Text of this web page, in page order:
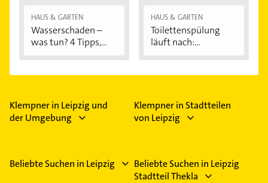
HAUS & GARTEN
Wasserschaden –
was tun? 4 Tipps,...
HAUS & GARTEN
Toilettenspülung
läuft nach:...
Klempner in Leipzig und
der Umgebung
Klempner in Stadtteilen
von Leipzig
Beliebte Suchen in Leipzig
Beliebte Suchen in Leipzig
Stadtteil Thekla